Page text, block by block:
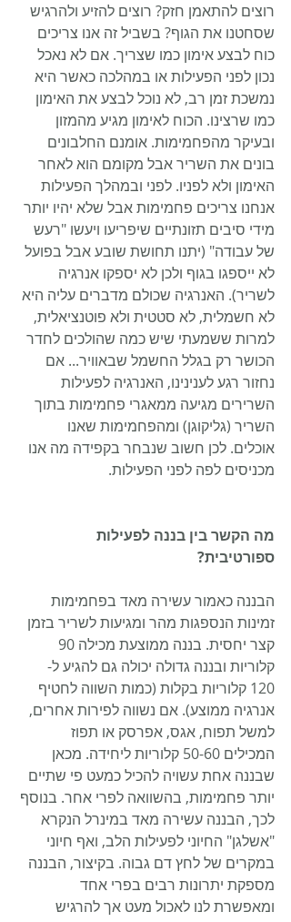
רוצים להתאמן חזק? רוצים להזיע ולהרגיש
שסחטנו את הגוף? בשביל זה אנו צריכים
כוח לבצע אימון כמו שצריך. אם לא נאכל
נכון לפני הפעילות או במהלכה כאשר היא
נמשכת זמן רב, לא נוכל לבצע את האימון
כמו שרצינו. הכוח לאימון מגיע מהמזון
ובעיקר מהפחמימות. אומנם החלבונים
בונים את השריר אבל מקומם הוא לאחר
האימון ולא לפניו. לפני ובמהלך הפעילות
אנחנו צריכים פחמימות אבל שלא יהיו יותר
מידי סיבים תזונתיים שיפריעו ויעשו "רעש
של עבודה" (יתנו תחושת שובע אבל בפועל
לא ייספגו בגוף ולכן לא יספקו אנרגיה
לשריר). האנרגיה שכולם מדברים עליה היא
לא חשמלית, לא סטטית ולא פוטנציאלית,
למרות ששמעתי שיש כמה שהולכים לחדר
הכושר רק בגלל החשמל שבאוויר... אם
נחזור רגע לענינינו, האנרגיה לפעילות
השרירים מגיעה ממאגרי פחמימות בתוך
השריר (גליקוגן) ומהפחמימות שאנו
אוכלים. לכן חשוב שנבחר בקפידה מה אנו
מכניסים לפה לפני הפעילות.
מה הקשר בין בננה לפעילות
ספורטיבית?
הבננה כאמור עשירה מאד בפחמימות
זמינות הנספגות מהר ומגיעות לשריר בזמן
קלוריות ובננה גדולה יכולה גם להגיע ל-
120 קלוריות בקלות (כמות השווה לחטיף
אנרגיה ממוצע). אם נשווה לפירות אחרים,
למשל תפוח, אגס, אפרסק או תפוז
המכילים 50-60 קלוריות ליחידה. מכאן
שבננה אחת עשויה להכיל כמעט פי שתיים
יותר פחמימות, בהשוואה לפרי אחר. בנוסף
לכך, הבננה עשירה מאד במינרל הנקרא
"אשלגן" החיוני לפעילות הלב, ואף חיוני
במקרים של לחץ דם גבוה. בקיצור, הבננה
מספקת יתרונות רבים בפרי אחד
ומאפשרת לנו לאכול מעט אך להרגיש